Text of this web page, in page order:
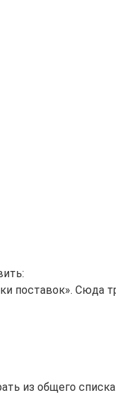
поставок». Сюда
из общего